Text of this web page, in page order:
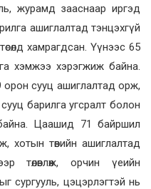
журамд зааснаар иргэд
барилга ашиглалтад тэнцэхгүй
хамрагдсан. Үүнээс 65
хэмжээ хэрэгжиж байна.
сууц ашиглалтад орж,
барилга угсралт болон
Цаашид 71 байршил
хотын төвийн ашиглалтад
төлөвлөж, орчин үеийн
сургууль, цэцэрлэгтэй нь